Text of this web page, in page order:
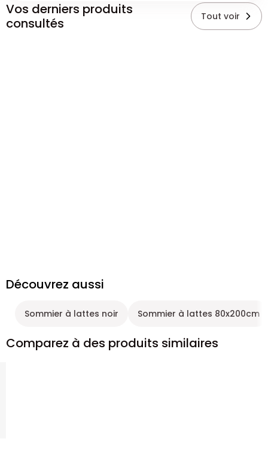
Vos derniers produits
consultés
Tout voir
Découvrez aussi
Sommier à lattes noir Sommier à lattes 80x200cm
Comparez à des produits similaires